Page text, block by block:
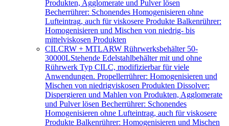
Produkten, Agglomerate und Pulver lösen
Becherrührer: Schonendes Homogenisieren ohne
Lufteintrag, auch für viskosere Produkte Balkenrührer:
Homogenisieren und Mischen von niedrig- bis
mittelviskosen Produkten
CILCRW + MTLARW Rührwerksbehälter 50-
30000LStehende Edelstahlbehälter mit und ohne
Rührwerk Typ CILC, modifizierbar für viele
Anwendungen. Propellerrührer: Homogenisieren und
Mischen von niedrigviskosen Produkten Dissolver:
Dispergieren und Mahlen von Produkten, Agglomerate
und Pulver lösen Becherrührer: Schonendes
Homogenisieren ohne Lufteintrag, auch für viskosere
Produkte Balkenrührer: Homogenisieren und Mischen